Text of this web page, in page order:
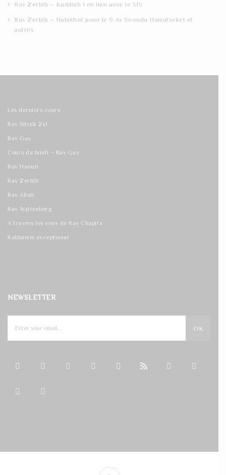
Rav Zerbib – Kaddish 1 en lien avec le 515
Rav Zerbib – Halakhot pour le 9 Av Seouda Hamafseket et
autres
Les derniers cours
Rav Sitruk Zal
Rav Gay
Cours du lundi – Rav Gay
Rav Haouzi
Rav Zerbib
Rav Allali
Rav Wattenberg
A travers les yeux de Rav Chapira
Rabbanim exceptional
NEWSLETTER
OK